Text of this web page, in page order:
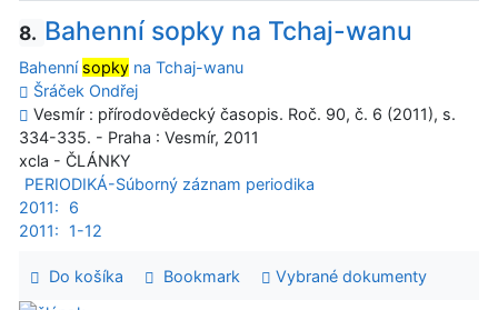
8. Bahenní sopky na Tchaj-wanu
Bahenní sopky na Tchaj-wanu
Šráček Ondřej
Vesmír : přírodovědecký časopis. Roč. 90, č. 6 (2011), s.
334-335. - Praha : Vesmír, 2011
xcla - ČLÁNKY
PERIODIKÁ-Súborný záznam periodika
2011:
6
2011:
1-12
Do košíka Bookmark Vybrané dokumenty